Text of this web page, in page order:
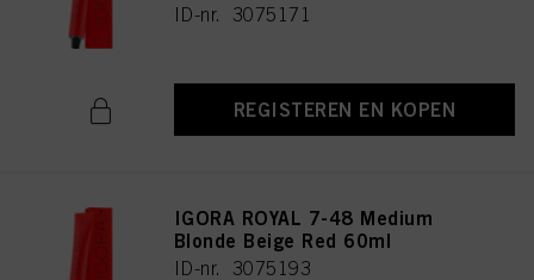
ID-nr. 3075171
REGISTEREN EN KOPEN
IGORA ROYAL 7-48 Medium
Blonde Beige Red 60ml
ID-nr. 3075193